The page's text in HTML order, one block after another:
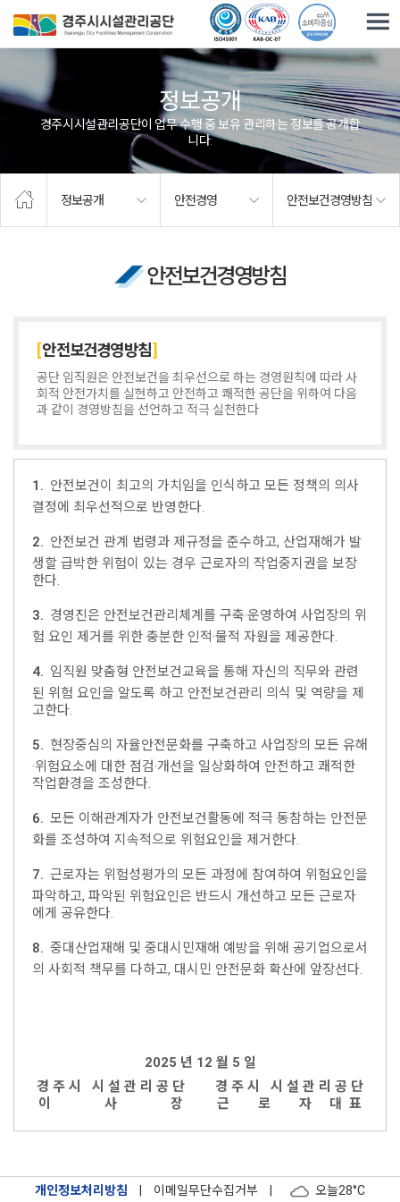
정보공개
경주시시설관리공단이 업무 수행 중 보유·관리하는 정보를 공개합
니다.
정보공개 안전경영 안전보건경영방침
안전보건경영방침
안전보건경영방침
공단 임직원은 안전보건을 최우선으로 하는 경영원칙에 따라 사
회적 안전가치를 실현하고 안전하고 쾌적한 공단을 위하여 다음
과 같이 경영방침을 선언하고 적극 실천한다
1. 안전보건이 최고의 가치임을 인식하고 모든 정책의 의사
결정에 최우선적으로 반영한다.
2. 안전보건 관계 법령과 제규정을 준수하고, 산업재해가 발
생할 급박한 위험이 있는 경우 근로자의 작업중지권을 보장
한다.
3. 경영진은 안전보건관리체계를 구축·운영하여 사업장의 위
험 요인 제거를 위한 충분한 인적·물적 자원을 제공한다.
4. 임직원 맞춤형 안전보건교육을 통해 자신의 직무와 관련
된 위험 요인을 알도록 하고 안전보건관리 의식 및 역량을 제
고한다.
5. 현장중심의 자율안전문화를 구축하고 사업장의 모든 유해
·위험요소에 대한 점검·개선을 일상화하여 안전하고 쾌적한
작업환경을 조성한다.
6. 모든 이해관계자가 안전보건활동에 적극 동참하는 안전문
화를 조성하여 지속적으로 위험요인을 제거한다.
7. 근로자는 위험성평가의 모든 과정에 참여하여 위험요인을
파악하고, 파악된 위험요인은 반드시 개선하고 모든 근로자
에게 공유한다.
8. 중대산업재해 및 중대시민재해 예방을 위해 공기업으로서
의 사회적 책무를 다하고, 대시민 안전문화 확산에 앞장선다.
2025 년 12 월 5 일
경 주 시 시 설 관 리 공 단
이 사 장
경 주 시 시 설 관 리 공 단
근 로 자 대 표
개인정보처리방침 이메일무단수집거부 오늘28°C